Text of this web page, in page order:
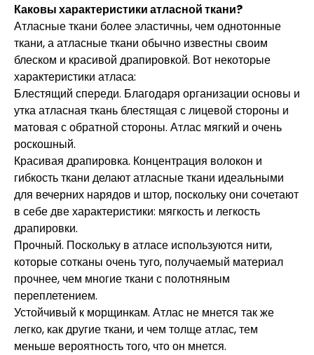
Каковы характеристики атласной ткани?
Атласные ткани более эластичны, чем однотонные
ткани, а атласные ткани обычно известны своим
блеском и красивой драпировкой. Вот некоторые
характеристики атласа:
Блестящий спереди. Благодаря организации основы и
утка атласная ткань блестящая с лицевой стороны и
матовая с обратной стороны. Атлас мягкий и очень
роскошный.
Красивая драпировка. Концентрация волокон и
гибкость ткани делают атласные ткани идеальными
для вечерних нарядов и штор, поскольку они сочетают
в себе две характеристики: мягкость и легкость
драпировки.
Прочный. Поскольку в атласе используются нити,
которые сотканы очень туго, получаемый материал
прочнее, чем многие ткани с полотняным
переплетением.
Устойчивый к морщинкам. Атлас не мнется так же
легко, как другие ткани, и чем толще атлас, тем
меньше вероятность того, что он мнется.